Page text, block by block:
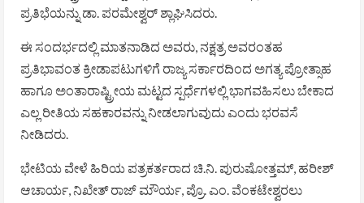
ಪ್ರತಿಭೆಯನ್ನು ಡಾ. ಪರಮೇಶ್ವರ್ ಶ್ಲಾಘಿಸಿದರು.
ಈ ಸಂದರ್ಭದಲ್ಲಿ ಮಾತನಾಡಿದ ಅವರು, ನಕ್ಷತ್ರ ಅವರಂತಹ
ಪ್ರತಿಭಾವಂತ ಕ್ರೀಡಾಪಟುಗಳಿಗೆ ರಾಜ್ಯ ಸರ್ಕಾರದಿಂದ ಅಗತ್ಯ ಪ್ರೋತ್ಸಾಹ
ಹಾಗೂ ಅಂತಾರಾಷ್ಟ್ರೀಯ ಮಟ್ಟದ ಸ್ಪರ್ಧೆಗಳಲ್ಲಿ ಭಾಗವಹಿಸಲು ಬೇಕಾದ
ಎಲ್ಲ ರೀತಿಯ ಸಹಕಾರವನ್ನು ನೀಡಲಾಗುವುದು ಎಂದು ಭರವಸೆ
ನೀಡಿದರು.
ಭೇಟಿಯ ವೇಳೆ ಹಿರಿಯ ಪತ್ರಕರ್ತರಾದ ಚಿ.ನಿ. ಪುರುಷೋತ್ತಮ್, ಹರೀಶ್
ಆಚಾರ್ಯ, ನಿಖೇತ್ ರಾಜ್ ಮೌರ್ಯ, ಪ್ರೊ. ಎಂ. ವೆಂಕಟೇಶ್ವರಲು